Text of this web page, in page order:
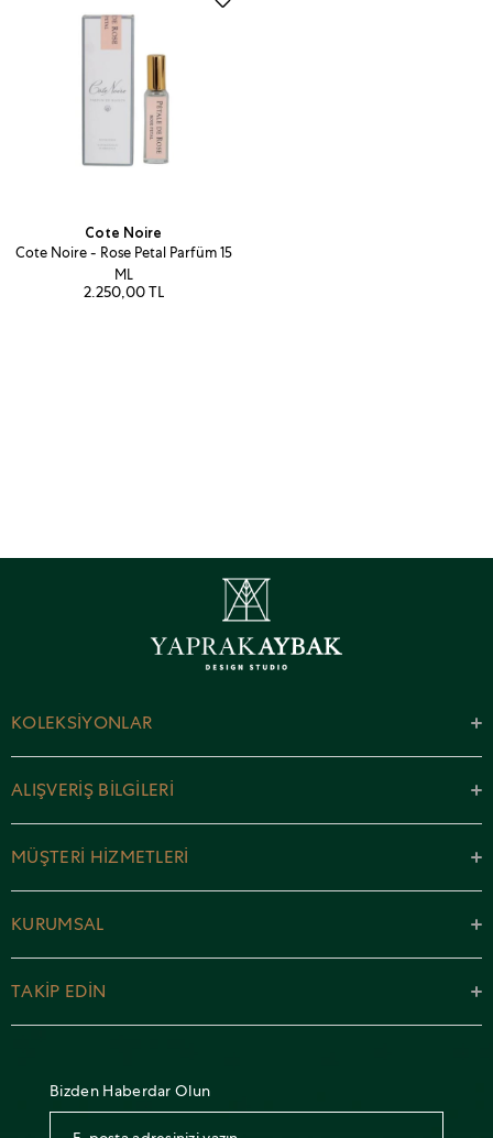
Cote Noire
Cote Noire - Rose Petal Parfüm 15
ML
2.250,00 TL
KOLEKSİYONLAR
ALIŞVERİŞ BİLGİLERİ
MÜŞTERİ HİZMETLERİ
KURUMSAL
TAKİP EDİN
Bizden Haberdar Olun